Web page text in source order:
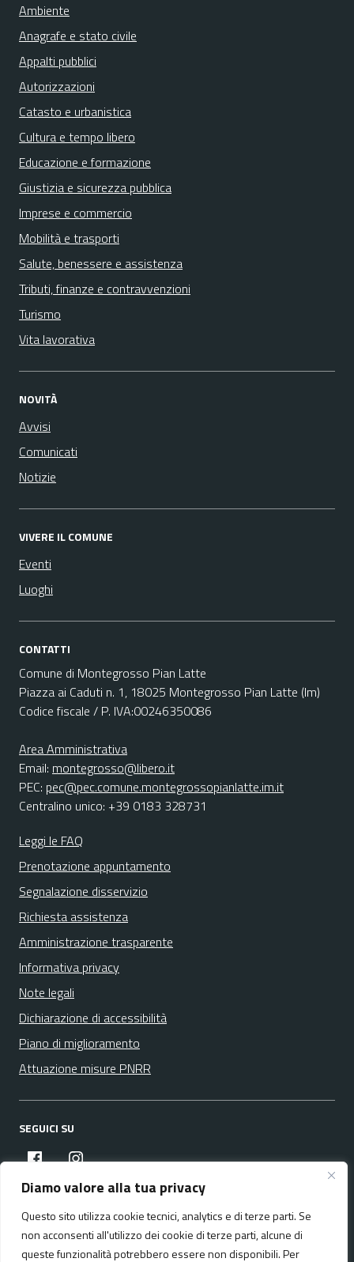
Diamo valore alla tua privacy
Questo sito utilizza cookie tecnici, analytics e di terze parti. Se
non acconsenti all'utilizzo dei cookie di terze parti, alcune di
queste funzionalità potrebbero essere non disponibili. Per
Ambiente
Anagrafe e stato civile
Appalti pubblici
Autorizzazioni
Catasto e urbanistica
Cultura e tempo libero
Educazione e formazione
Giustizia e sicurezza pubblica
Imprese e commercio
Mobilità e trasporti
Salute, benessere e assistenza
Tributi, finanze e contravvenzioni
Turismo
Vita lavorativa
NOVITÀ
Avvisi
Comunicati
Notizie
VIVERE IL COMUNE
Eventi
Luoghi
CONTATTI
Comune di Montegrosso Pian Latte
Piazza ai Caduti n. 1, 18025 Montegrosso Pian Latte (Im)
Codice fiscale / P. IVA:00246350086
Area Amministrativa
Email: montegrosso@libero.it
PEC: pec@pec.comune.montegrossopianlatte.im.it
Centralino unico: +39 0183 328731
Leggi le FAQ
Prenotazione appuntamento
Segnalazione disservizio
Richiesta assistenza
Amministrazione trasparente
Informativa privacy
Note legali
Dichiarazione di accessibilità
Piano di miglioramento
Attuazione misure PNRR
SEGUICI SU
facebookinstagram
Media policy Mappa del sito